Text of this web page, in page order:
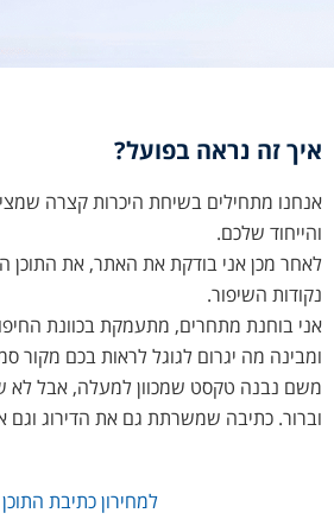
איך זה נראה בפועל?
אנחנו מתחילים בשיחת היכרות קצרה
והייחוד שלכם.
לאחר מכן אני בודקת את האתר, את התוכן
נקודות השיפור.
אני בוחנת מתחרים, מתעמקת בכוונת
ומבינה מה יגרום לגוגל לראות בכם מקור
משם נבנה טקסט שמכוון למעלה, אבל לא
וברור. כתיבה שמשרתת גם את הדירוג
למחירון כתיבת